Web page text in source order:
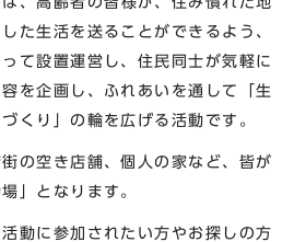
た生活を送ることができるよう、
て設置運営し、住民同士が気軽に
を企画し、ふれあいを通して「生
くり」の輪を広げる活動です。
の空き店舗、個人の家など、皆が
」となります。
動に参加されたい方やお探しの方